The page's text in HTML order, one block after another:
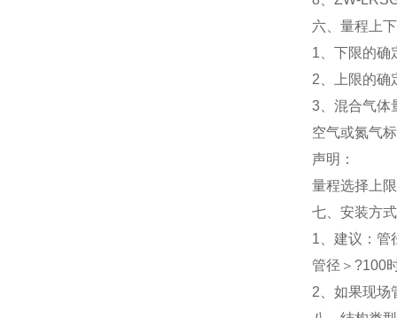
六、量程上
1、下限的确
2、上限的确
3、混合气体
空气或氮气
声明：
量程选择上
七、安装方
1、建议：管
管径＞?100
2、如果现场